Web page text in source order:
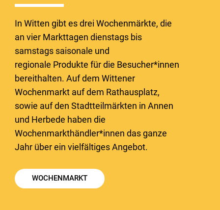
In Witten gibt es drei Wochenmärkte, die
an vier Markttagen dienstags bis
samstags saisonale und
regionale Produkte für die Besucher*innen
bereithalten. Auf dem Wittener
Wochenmarkt auf dem Rathausplatz,
sowie auf den Stadtteilmärkten in Annen
und Herbede haben die
Wochenmarkthändler*innen das ganze
Jahr über ein vielfältiges Angebot.
WOCHENMARKT